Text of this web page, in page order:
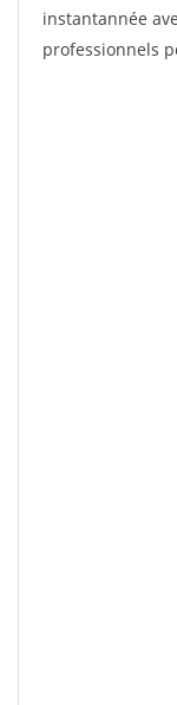
instantannée
professionnels